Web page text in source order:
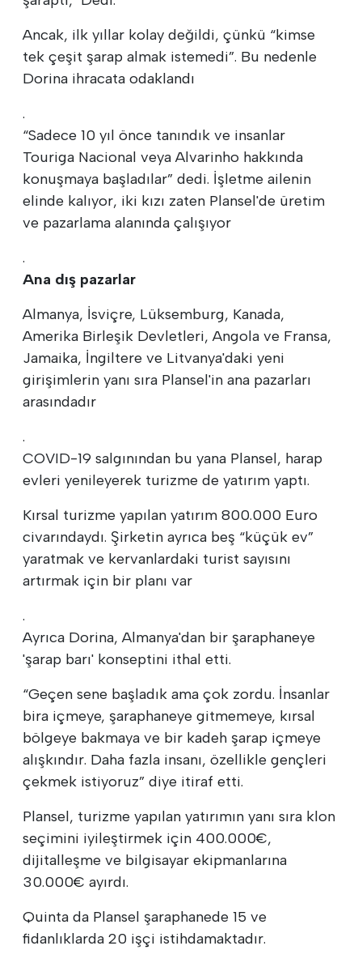
Ancak, ilk yıllar kolay değildi, çünkü “kimse
tek çeşit şarap almak istemedi”. Bu nedenle
Dorina ihracata odaklandı
.
“Sadece 10 yıl önce tanındık ve insanlar
Touriga Nacional veya Alvarinho hakkında
konuşmaya başladılar” dedi. İşletme ailenin
elinde kalıyor, iki kızı zaten Plansel'de üretim
ve pazarlama alanında çalışıyor
.
Ana dış pazarlar
Almanya, İsviçre, Lüksemburg, Kanada,
Amerika Birleşik Devletleri, Angola ve Fransa,
Jamaika, İngiltere ve Litvanya'daki yeni
girişimlerin yanı sıra Plansel'in ana pazarları
arasındadır
.
COVID-19 salgınından bu yana Plansel, harap
evleri yenileyerek turizme de yatırım yaptı.
Kırsal turizme yapılan yatırım 800.000 Euro
civarındaydı. Şirketin ayrıca beş “küçük ev”
yaratmak ve kervanlardaki turist sayısını
artırmak için bir planı var
.
Ayrıca Dorina, Almanya'dan bir şaraphaneye
'şarap barı' konseptini ithal etti.
“Geçen sene başladık ama çok zordu. İnsanlar
bira içmeye, şaraphaneye gitmemeye, kırsal
bölgeye bakmaya ve bir kadeh şarap içmeye
alışkındır. Daha fazla insanı, özellikle gençleri
çekmek istiyoruz” diye itiraf etti.
Plansel, turizme yapılan yatırımın yanı sıra klon
seçimini iyileştirmek için 400.000€,
dijitalleşme ve bilgisayar ekipmanlarına
30.000€ ayırdı.
Quinta da Plansel şaraphanede 15 ve
fidanlıklarda 20 işçi istihdamaktadır.